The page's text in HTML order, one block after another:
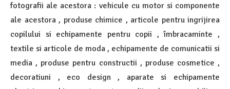
fotografii ale acestora : vehicule cu motor si componente
ale acestora , produse chimice , articole pentru ingrijirea
copilului si echipamente pentru copii , îmbracaminte ,
textile si articole de moda , echipamente de comunicatii si
media , produse pentru constructii , produse cosmetice ,
decoratiuni , eco design , aparate si echipamente